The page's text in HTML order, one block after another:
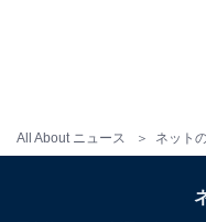
All About ニュース ネット